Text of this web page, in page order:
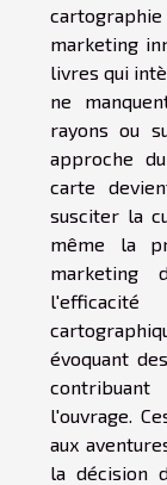
marketing
livres qui
ne
rayons ou
approche
carte
susciter la
même la
marketing
évoquant
l'ouvrage.
aux
la décision